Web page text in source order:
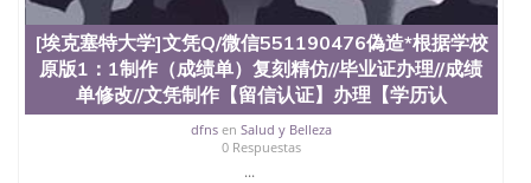
[埃克塞特大学]文凭Q/微信551190476偽造*根据学校
原版1：1制作（成绩单）复刻精仿//毕业证办理//成绩
单修改//文凭制作【留信认证】办理【学历认
dfnsen Salud y Belleza
0 Respuestas
...